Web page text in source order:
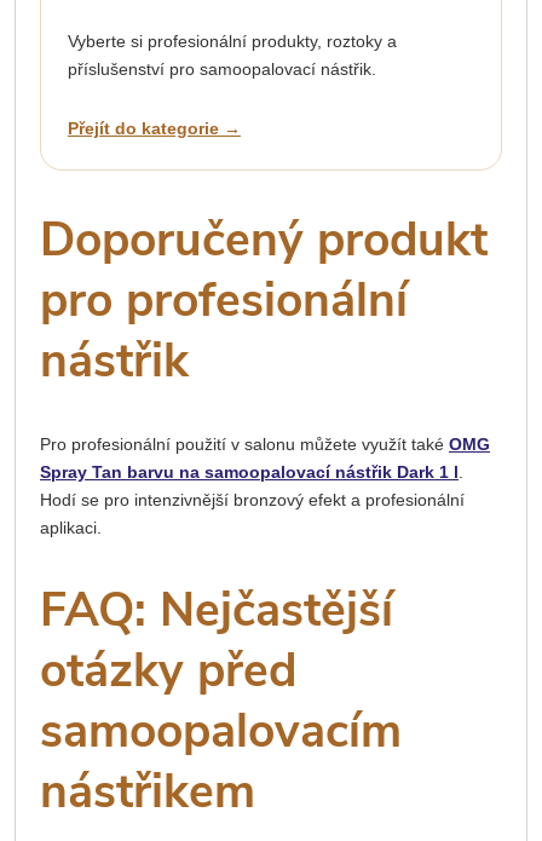
Vyberte si profesionální produkty, roztoky a
příslušenství pro samoopalovací nástřik.
Přejít do kategorie →
Doporučený produkt
pro profesionální
nástřik
Pro profesionální použití v salonu můžete využít také OMG
Spray Tan barvu na samoopalovací nástřik Dark 1 l
Hodí se pro intenzivnější bronzový efekt a profesionální
aplikaci.
FAQ: Nejčastější
otázky před
samoopalovacím
nástřikem